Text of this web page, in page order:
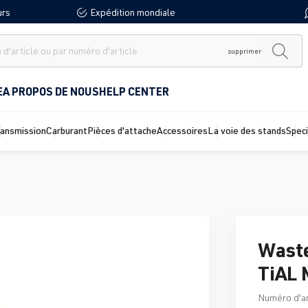
Expédition mondiale
supprimer
A PROPOS DE NOUSHELP CENTER
CarburantPièces d'attacheAccessoiresLa voie des stands
TiAL
Numéro